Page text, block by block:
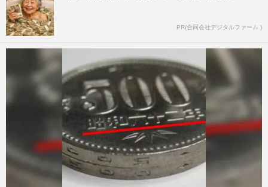
PR(合同会社デジタルファーム )